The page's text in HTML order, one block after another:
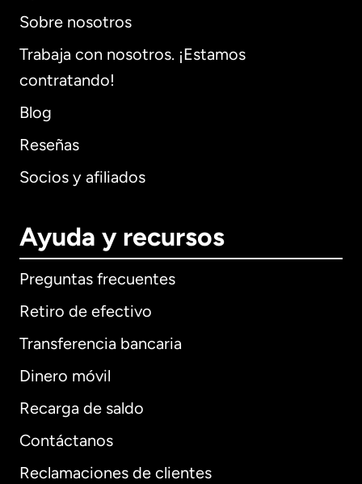
Sobre nosotros
Trabaja con nosotros. ¡Estamos
contratando!
Blog
Reseñas
Socios y afiliados
Ayuda y recursos
Preguntas frecuentes
Retiro de efectivo
Transferencia bancaria
Dinero móvil
Recarga de saldo
Contáctanos
Reclamaciones de clientes